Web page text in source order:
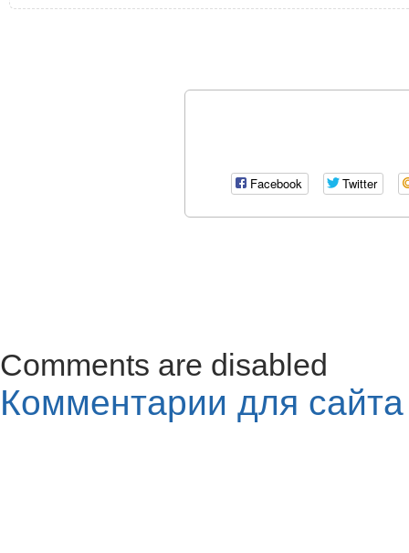
Facebook Twitter
Comments are disabled
Комментарии для